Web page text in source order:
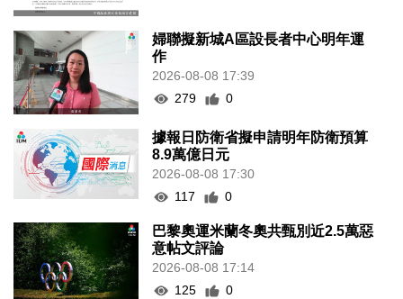
婦聯擬新城A區設長者中心明年運
作
2026-08-08 17:39
279
0
據報日防衛省擬申請明年防衛預算
8.9萬億日元
2026-08-08 17:30
117
0
巴黎奧運米蘭冬奧共甄別近2.5萬惡
意帖文評論
2026-08-08 17:14
125
0